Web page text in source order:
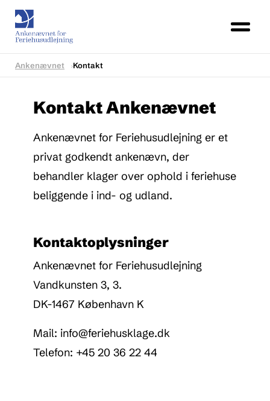
Ankenævnet Kontakt
Kontakt Ankenævnet
Ankenævnet for Feriehusudlejning er et
privat godkendt ankenævn, der
behandler klager over ophold i feriehuse
beliggende i ind- og udland.
Kontaktoplysninger
Ankenævnet for Feriehusudlejning
Vandkunsten 3, 3.
DK-1467 København K
Mail: info@feriehusklage.dk
Telefon: +45 20 36 22 44